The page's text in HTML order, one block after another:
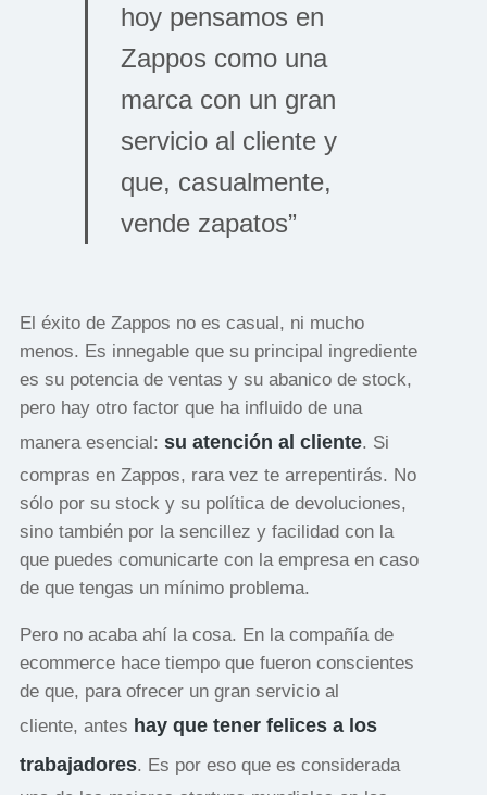
hoy pensamos en
Zappos como una
marca con un gran
servicio al cliente y
que, casualmente,
vende zapatos”
El éxito de Zappos no es casual, ni mucho
menos. Es innegable que su principal ingrediente
es su potencia de ventas y su abanico de stock,
pero hay otro factor que ha influido de una
manera esencial: su atención al cliente. Si
compras en Zappos, rara vez te arrepentirás. No
sólo por su stock y su política de devoluciones,
sino también por la sencillez y facilidad con la
que puedes comunicarte con la empresa en caso
de que tengas un mínimo problema.
Pero no acaba ahí la cosa. En la compañía de
ecommerce hace tiempo que fueron conscientes
de que, para ofrecer un gran servicio al
cliente, antes hay que tener felices a los
trabajadores. Es por eso que es considerada